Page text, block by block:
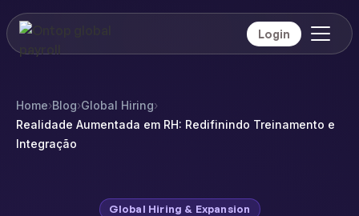
Login
Home›Blog›Global Hiring›
Realidade Aumentada em RH: Redifinindo Treinamento e
Integração
Global Hiring & Expansion